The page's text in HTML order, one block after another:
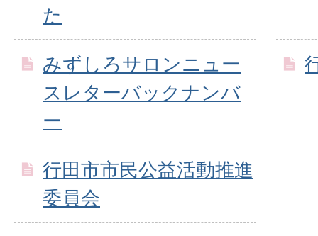
た
みずしろサロンニュー
スレターバックナンバ
ー
行田市市民公益活動推進
委員会